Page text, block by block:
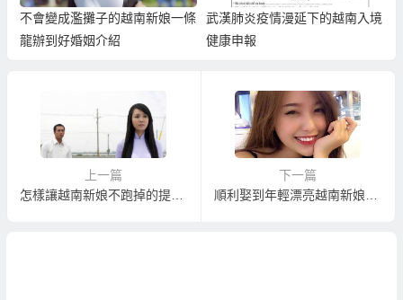
不會變成濫攤子的越南新娘一條
龍辦到好婚姻介紹
武漢肺炎疫情漫延下的越南入境
健康申報
上一篇
怎樣讓越南新娘不跑掉的提醒注意
下一篇